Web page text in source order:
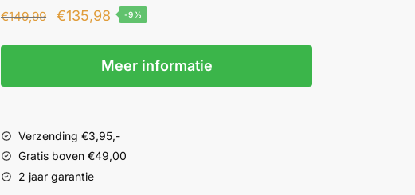
€149,99 €135,98 -9%
Meer informatie
Verzending €3,95,-
Gratis boven €49,00
2 jaar garantie